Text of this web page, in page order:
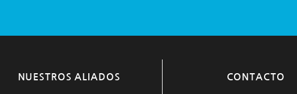
NUESTROS ALIADOS CONTACTO